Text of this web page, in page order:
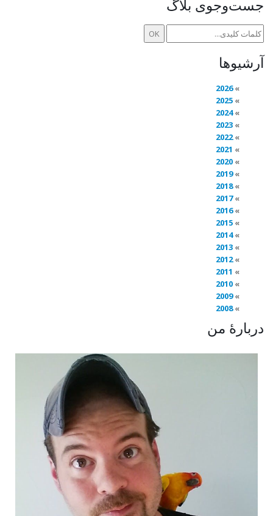
جست‌وجوی بلاگ
آرشیوها
2026
2025
2024
2023
2022
2021
2020
2019
2018
2017
2016
2015
2014
2013
2012
2011
2010
2009
2008
دربارهٔ من